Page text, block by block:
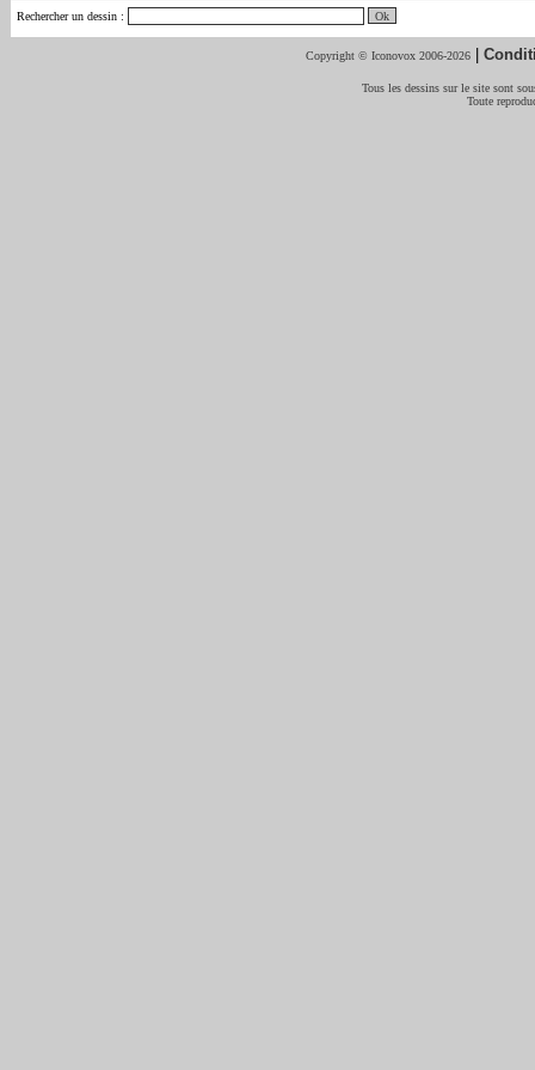
Rechercher un dessin :
Copyright © Iconovox 2006-2026 |
Tous les dessins sur le site sont
Toute